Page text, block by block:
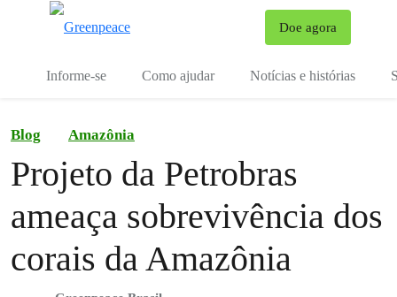
Doe agora
Informe-se Como ajudar Notícias e histórias
Blog Amazônia
Projeto da Petrobras
ameaça sobrevivência dos
corais da Amazônia